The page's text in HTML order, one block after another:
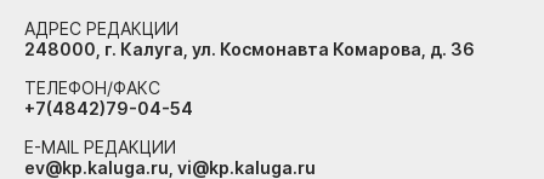
АДРЕС РЕДАКЦИИ
248000, г. Калуга, ул. Космонавта Комарова, д. 36
ТЕЛЕФОН/ФАКС
+7(4842)79-04-54
E-MAIL РЕДАКЦИИ
ev@kp.kaluga.ru, vi@kp.kaluga.ru